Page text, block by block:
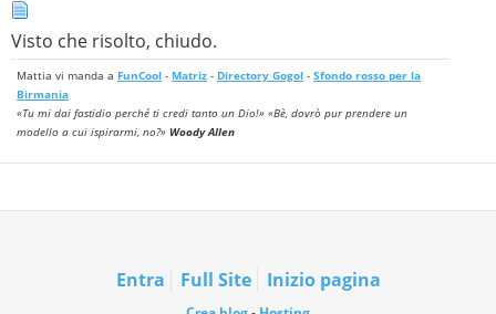
Visto che risolto, chiudo.
Mattia vi manda a FunCool - Matriz - Directory Gogol - Sfondo rosso per la
Birmania
«Tu mi dai fastidio perché ti credi tanto un Dio!» «Bè, dovrò pur prendere un
modello a cui ispirarmi, no?» Woody Allen
Entra Full Site Inizio pagina